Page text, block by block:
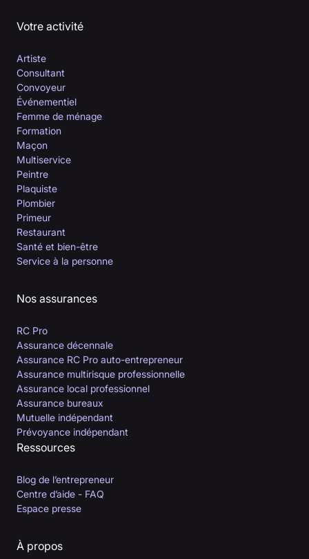
Votre activité
Artiste
Consultant
Convoyeur
Événementiel
Femme de ménage
Formation
Maçon
Multiservice
Peintre
Plaquiste
Plombier
Primeur
Restaurant
Santé et bien-être
Service à la personne
Nos assurances
RC Pro
Assurance décennale
Assurance RC Pro auto-entrepreneur
Assurance multirisque professionnelle
Assurance local professionnel
Assurance bureaux
Mutuelle indépendant
Prévoyance indépendant
Ressources
Blog de l’entrepreneur
Centre d’aide - FAQ
Espace presse
À propos